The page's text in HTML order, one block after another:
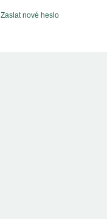
Zaslat nové heslo